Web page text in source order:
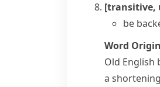
[transitive,
be
Word Origin
Old English
a